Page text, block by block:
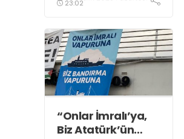
İÇİN KOCAELİ'Yİ
23:02
“Onlar İmralı’ya,
Biz Atatürk’ün